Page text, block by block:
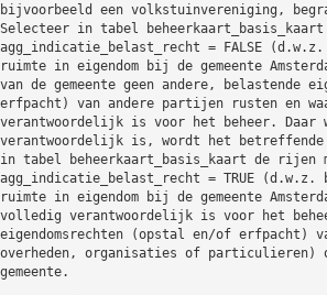
bijvoorbeeld een volkstuinvereniging,
Selecteer in tabel
agg_indicatie_belast_recht = FALSE
ruimte in eigendom bij de gemeente
van de gemeente geen andere, belastende
erfpacht) van andere partijen rusten en
verantwoordelijk is voor het beheer. Daar
verantwoordelijk is, wordt het
in tabel beheerkaart_basis_kaart de rijen
agg_indicatie_belast_recht = TRUE
ruimte in eigendom bij de gemeente
volledig verantwoordelijk is voor het
eigendomsrechten (opstal en/of erfpacht)
overheden, organisaties of particulieren)
gemeente.